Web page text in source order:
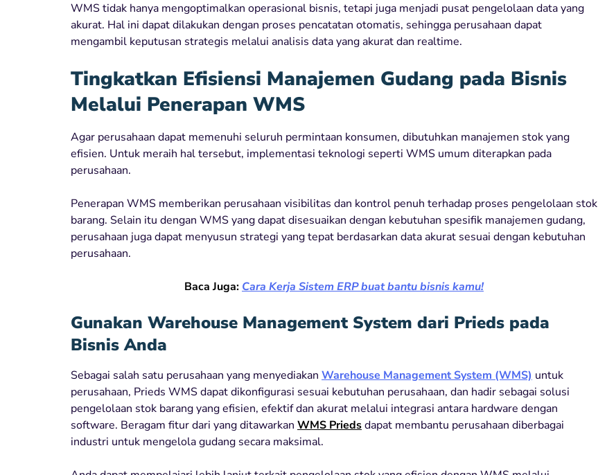
WMS tidak hanya mengoptimalkan operasional bisnis, tetapi juga menjadi pusat pengelolaan data yang
akurat. Hal ini dapat dilakukan dengan proses pencatatan otomatis, sehingga perusahaan dapat
mengambil keputusan strategis melalui analisis data yang akurat dan realtime.
Tingkatkan Efisiensi Manajemen Gudang pada Bisnis
Melalui Penerapan WMS
Agar perusahaan dapat memenuhi seluruh permintaan konsumen, dibutuhkan manajemen stok yang
efisien. Untuk meraih hal tersebut, implementasi teknologi seperti WMS umum diterapkan pada
perusahaan.
Penerapan WMS memberikan perusahaan visibilitas dan kontrol penuh terhadap proses pengelolaan stok
barang. Selain itu dengan WMS yang dapat disesuaikan dengan kebutuhan spesifik manajemen gudang,
perusahaan juga dapat menyusun strategi yang tepat berdasarkan data akurat sesuai dengan kebutuhan
perusahaan.
Baca Juga: Cara Kerja Sistem ERP buat bantu bisnis kamu!
Gunakan Warehouse Management System dari Prieds pada
Bisnis Anda
Sebagai salah satu perusahaan yang menyediakan Warehouse Management System (WMS) untuk
perusahaan, Prieds WMS dapat dikonfigurasi sesuai kebutuhan perusahaan, dan hadir sebagai solusi
pengelolaan stok barang yang efisien, efektif dan akurat melalui integrasi antara hardware dengan
software. Beragam fitur dari yang ditawarkan WMS Priedsdapat membantu perusahaan diberbagai
industri untuk mengelola gudang secara maksimal.